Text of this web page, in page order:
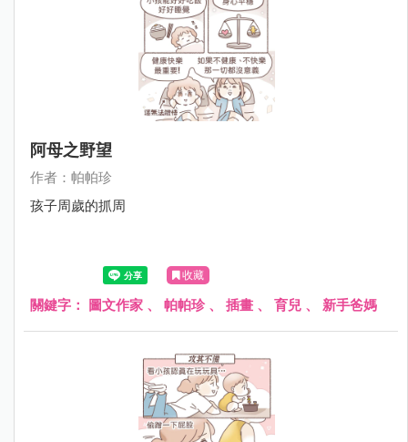
阿母之野望
作者：帕帕珍
孩子周歲的抓周
收藏
關鍵字： 圖文作家 、 帕帕珍、 插畫 、 育兒 、 新手爸媽